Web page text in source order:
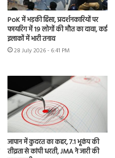
PoK में भड़की हिंसा, प्रदर्शनकारियों पर
फायरिंग में 19 लोगों की मौत का दावा, कई
इलाकों में भारी तनाव
28 July 2026 - 6:41 PM
जापान में कुदरत का कहर, 7.1 भूकंप की
तीव्रता से कांपी धरती, JMA ने जारी की